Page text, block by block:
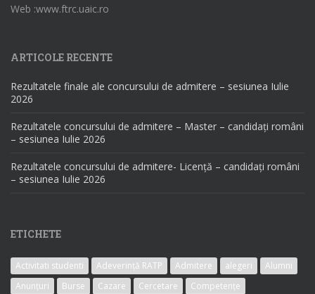
Web :www.ftrc.uaic.ro
ARTICOLE RECENTE
Rezultatele finale ale concursului de admitere – sesiunea Iulie
2026
Rezultatele concursului de admitere – Master – candidați români
– sesiunea Iulie 2026
Rezultatele concursului de admitere- Licență – candidați români
– sesiunea Iulie 2026
ETICHETE
Activitati studenti Adeverință RATP Admitere alegeri
Alumni
Anunțuri
Burse Cazare Cercetare
Competențe